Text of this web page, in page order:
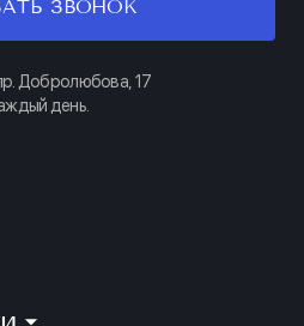
ЗВОНОК
Добролюбова, 17
день.